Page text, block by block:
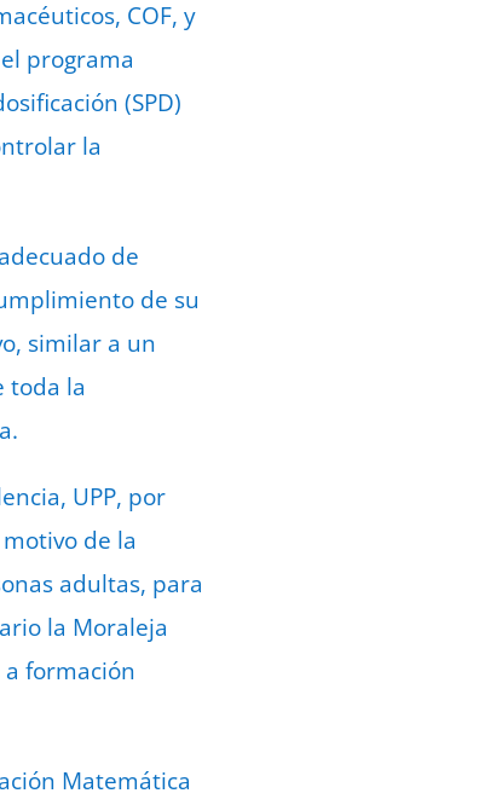
COF, y
programa
(SPD)
la
de
de su
similar a un
toda la
UPP, por
de la
adultas, para
la Moraleja
formación
Matemática